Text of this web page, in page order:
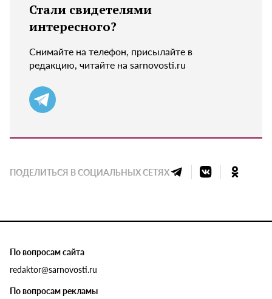
Стали свидетелями
интересного?
Снимайте на телефон, присылайте в
редакцию, читайте на sarnovosti.ru
ПОДЕЛИТЬСЯ В СОЦИАЛЬНЫХ СЕТЯХ
По вопросам сайта
redaktor@sarnovosti.ru
По вопросам рекламы